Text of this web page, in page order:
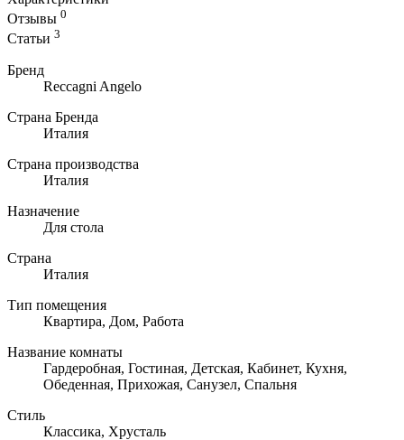
Отзывы 0
Статьи 3
Бренд
Reccagni Angelo
Страна Бренда
Италия
Страна производства
Италия
Назначение
Для стола
Страна
Италия
Тип помещения
Квартира, Дом, Работа
Название комнаты
Гардеробная, Гостиная, Детская, Кабинет, Кухня,
Обеденная, Прихожая, Санузел, Спальня
Стиль
Классика, Хрусталь